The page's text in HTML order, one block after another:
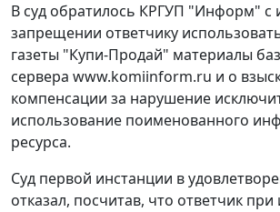
В суд обратилось КРГУП "Информ"
запрещении ответчику
газеты "Купи-Продай" материалы
сервера www.komiinform.ru и о
компенсации за нарушение
использование поименованного
ресурса.
Суд первой инстанции в
отказал, посчитав, что ответчик при